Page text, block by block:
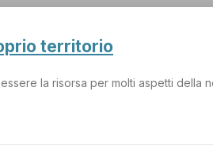
territorio
la risorsa per molti aspetti della